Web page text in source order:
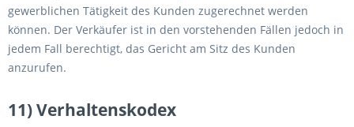
gewerblichen Tätigkeit des Kunden zugerechnet werden
können. Der Verkäufer ist in den vorstehenden Fällen jedoch in
jedem Fall berechtigt, das Gericht am Sitz des Kunden
anzurufen.
11) Verhaltenskodex